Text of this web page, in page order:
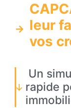
leur
vos
Un
rapide